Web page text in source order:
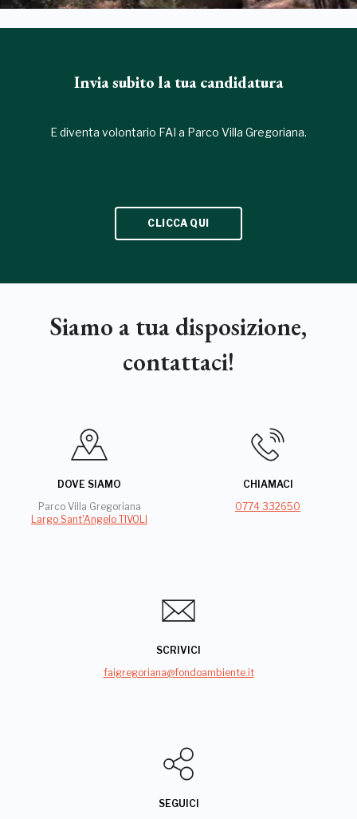
Invia subito la tua candidatura
E diventa volontario FAI a Parco Villa Gregoriana.
CLICCA QUI
Siamo a tua disposizione,
contattaci!
DOVE SIAMO
Parco Villa Gregoriana
Largo Sant'Angelo TIVOLI
CHIAMACI
0774 332650
SCRIVICI
faigregoriana@fondoambiente.it
SEGUICI